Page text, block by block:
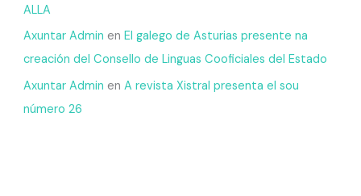
ALLA
Axuntar Admin en El galego de Asturias presente na
creación del Consello de Linguas Cooficiales del Estado
Axuntar Admin en A revista Xistral presenta el sou
número 26